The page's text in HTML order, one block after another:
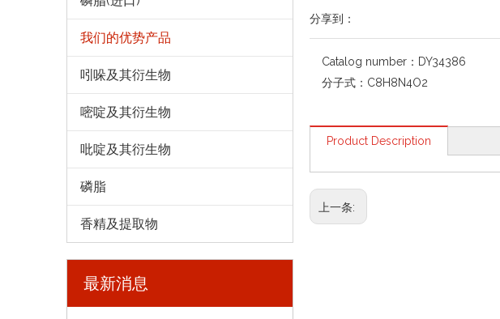
我们的优势产品
吲哚及其衍生物
嘧啶及其衍生物
吡啶及其衍生物
磷脂
香精及提取物
最新消息
分享到：
Catalog number： DY34386
分子式： C8H8N4O2
Product Description
上一条: